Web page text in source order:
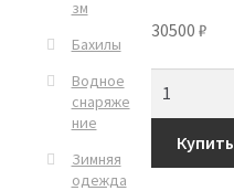
30500 ₽
Купить
зм
Бахилы
Водное
снаряже
ние
Зимняя
одежда